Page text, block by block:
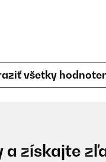
všetky
získajte